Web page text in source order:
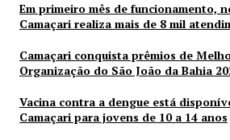
Em primeiro mês de funcionamento,
Camaçari realiza mais de 8 mil
Camaçari conquista prêmios de
Organização do São João da Bahia
Vacina contra a dengue está
Camaçari para jovens de 10 a 14 anos